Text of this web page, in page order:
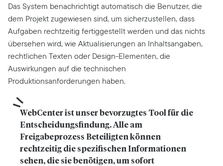
Das System benachrichtigt automatisch die Benutzer, die
dem Projekt zugewiesen sind, um sicherzustellen, dass
Aufgaben rechtzeitig fertiggestellt werden und das nichts
übersehen wird, wie Aktualisierungen an Inhaltsangaben,
rechtlichen Texten oder Design-Elementen, die
Auswirkungen auf die technischen
Produktionsanforderungen haben.
WebCenter ist unser bevorzugtes Tool für die
Entscheidungsfindung. Alle am
Freigabeprozess Beteiligten können
rechtzeitig die spezifischen Informationen
sehen, die sie benötigen, um sofort